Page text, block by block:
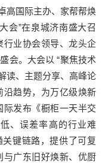
高国际主办、家帮帮焕
会”在泉城济南盛大召
业协会领导、龙头企
会。大会以 “聚焦技术
读、主题分享、高峰论
趋势，为万亿级焕新
发布《橱柜一天半交
、误差率高的行业难
关键链路，提供了可复
广东旧好焕新、优厨